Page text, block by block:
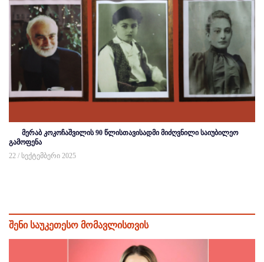
მერაბ კოკოჩაშვილის 90 წლისთავისადმი მიძღვნილი საიუბილეო
გამოფენა
22 / სექტემბერი 2025
შენი საუკეთესო მომავლისთვის